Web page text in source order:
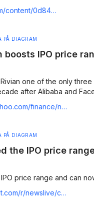
4c72-9b1b-7b0b99fe270c
PÅ DIAGRAM
boosts IPO price
one of the only three
startup-rivian-targets-63-210102679.html
PÅ DIAGRAM
the IPO price